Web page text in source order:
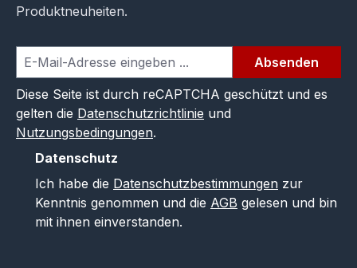
Produktneuheiten.
Absenden
Diese Seite ist durch reCAPTCHA geschützt und es
gelten die Datenschutzrichtlinie und
Nutzungsbedingungen.
Datenschutz
Ich habe die Datenschutzbestimmungen zur
Kenntnis genommen und die AGB gelesen und bin
mit ihnen einverstanden.